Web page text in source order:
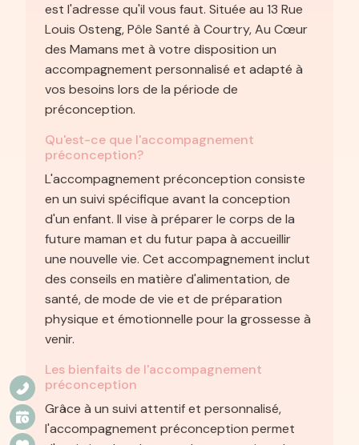
est l'adresse qu'il vous faut. Située au 13 Rue
Louis Osteng, Pôle Santé à Courtry, Au Cœur
des Mamans met à votre disposition un
accompagnement personnalisé et adapté à
vos besoins lors de la période de
préconception.
Qu'est-ce que l'accompagnement
préconception?
L'accompagnement préconception consiste
en un suivi spécifique avant la conception
d'un enfant. Il vise à préparer le corps de la
future maman et du futur papa à accueillir
une nouvelle vie. Cet accompagnement inclut
des conseils en matière d'alimentation, de
santé, de mode de vie et de préparation
physique et émotionnelle pour la grossesse à
venir.
Les bienfaits de l'accompagnement
préconception
Grâce à un suivi attentif et personnalisé,
l'accompagnement préconception permet